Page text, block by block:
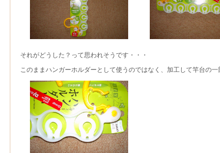
それがどうした？って思われそうです・・・
このままハンガーホルダーとして使うのではなく、加工して竿台の